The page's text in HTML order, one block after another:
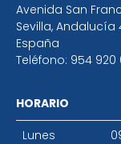
Avenida San
Sevilla, Andalucía
España
Teléfono: 954 920
HORARIO
Lunes